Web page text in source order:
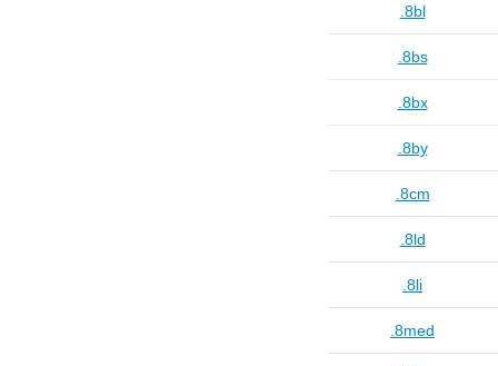
.8bl
.8bs
.8bx
.8by
.8cm
.8ld
.8li
.8med